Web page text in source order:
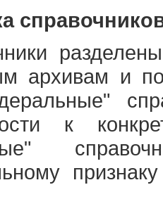
архивам и
к